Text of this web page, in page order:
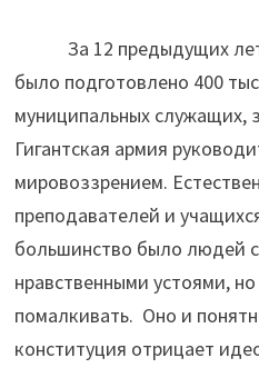
За 12 предыдущих лет
было подготовлено 400
муниципальных служащих,
Гигантская армия
мировоззрением.
преподавателей и
большинство было людей
нравственными устоями,
помалкивать. Оно и
конституция отрицает